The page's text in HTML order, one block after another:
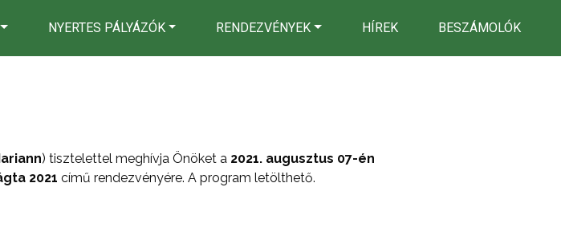
NYERTES PÁLYÁZÓK RENDEZVÉNYEK HÍREK BESZÁMOLÓK
) tisztelettel meghívja Önöket a 2021. augusztus 07-én
2021 című rendezvényére. A program letölthető.